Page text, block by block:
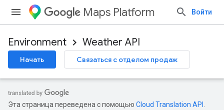
Maps Platform Войти
Environment Weather API
Начать Связаться с отделом продаж
Эта страница переведена с помощью Cloud Translation API